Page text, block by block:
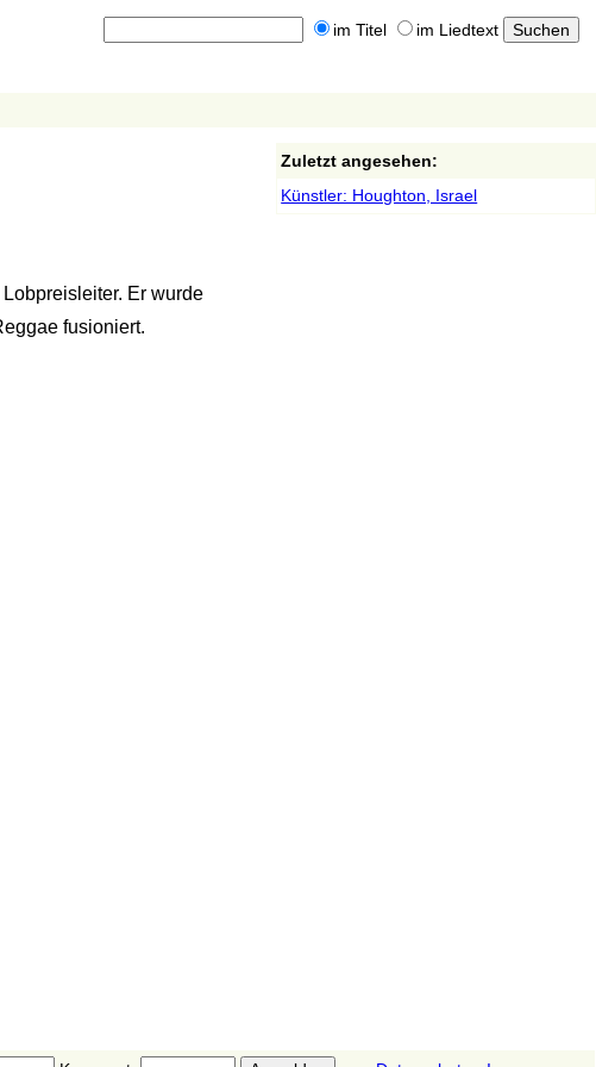
im Titel im Liedtext
Er wurde
fusioniert.
Zuletzt angesehen:
Künstler: Houghton, Israel